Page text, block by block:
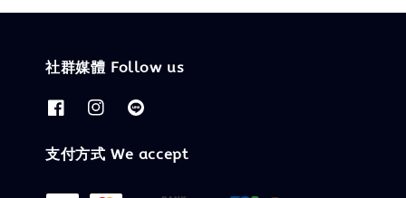
社群媒體 Follow us
支付方式 We accept